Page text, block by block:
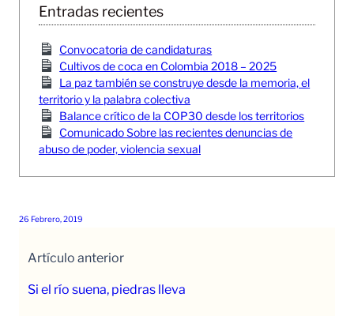
Entradas recientes
Convocatoria de candidaturas
Cultivos de coca en Colombia 2018 – 2025
La paz también se construye desde la memoria, el
territorio y la palabra colectiva
Balance crítico de la COP30 desde los territorios
Comunicado Sobre las recientes denuncias de
abuso de poder, violencia sexual
26 Febrero, 2019
Artículo anterior
Si el río suena, piedras lleva